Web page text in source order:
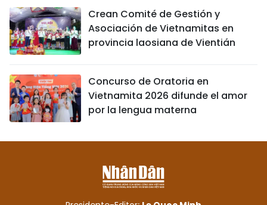
Crean Comité de Gestión y
Asociación de Vietnamitas en
provincia laosiana de Vientián
Concurso de Oratoria en
Vietnamita 2026 difunde el amor
por la lengua materna